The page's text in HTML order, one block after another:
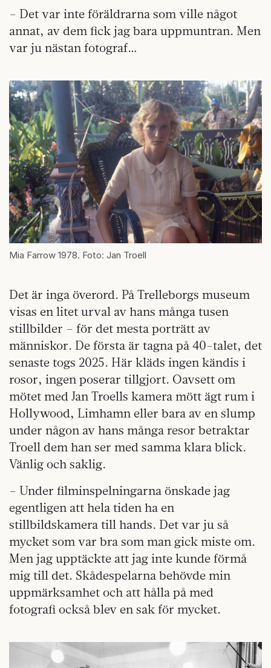
– Det var inte föräldrarna som ville något
annat, av dem fick jag bara uppmuntran. Men
var ju nästan fotograf…
Mia Farrow 1978. Foto: Jan Troell
Det är inga överord. På Trelleborgs museum
visas en litet urval av hans många tusen
stillbilder – för det mesta porträtt av
människor. De första är tagna på 40-talet, det
senaste togs 2025. Här kläds ingen kändis i
rosor, ingen poserar tillgjort. Oavsett om
mötet med Jan Troells kamera mött ägt rum i
Hollywood, Limhamn eller bara av en slump
under någon av hans många resor betraktar
Troell dem han ser med samma klara blick.
Vänlig och saklig.
– Under filminspelningarna önskade jag
egentligen att hela tiden ha en
stillbildskamera till hands. Det var ju så
mycket som var bra som man gick miste om.
Men jag upptäckte att jag inte kunde förmå
mig till det. Skådespelarna behövde min
uppmärksamhet och att hålla på med
fotografi också blev en sak för mycket.